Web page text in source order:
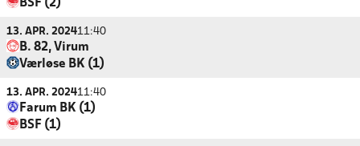
BSF (2)
13. APR. 202411:40
B. 82, Virum
Værløse BK (1)
13. APR. 202411:40
Farum BK (1)
BSF (1)